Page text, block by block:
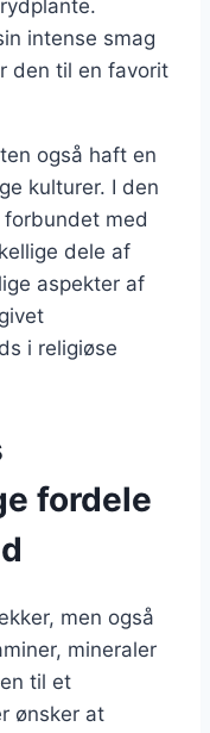
intense smag
den til en favorit
også haft en
kulturer. I den
med
dele af
aspekter af
i religiøse
fordele
men også
mineraler
til et
ønsker at